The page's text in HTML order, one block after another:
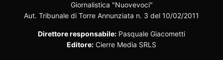
Giornalistica "Nuovevoci"
Aut. Tribunale di Torre Annunziata n. 3 del 10/02/2011
Direttore responsabile: Pasquale Giacometti
Editore: Cierre Media SRLS